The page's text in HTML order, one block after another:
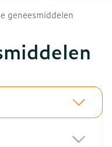
geneesmiddelen